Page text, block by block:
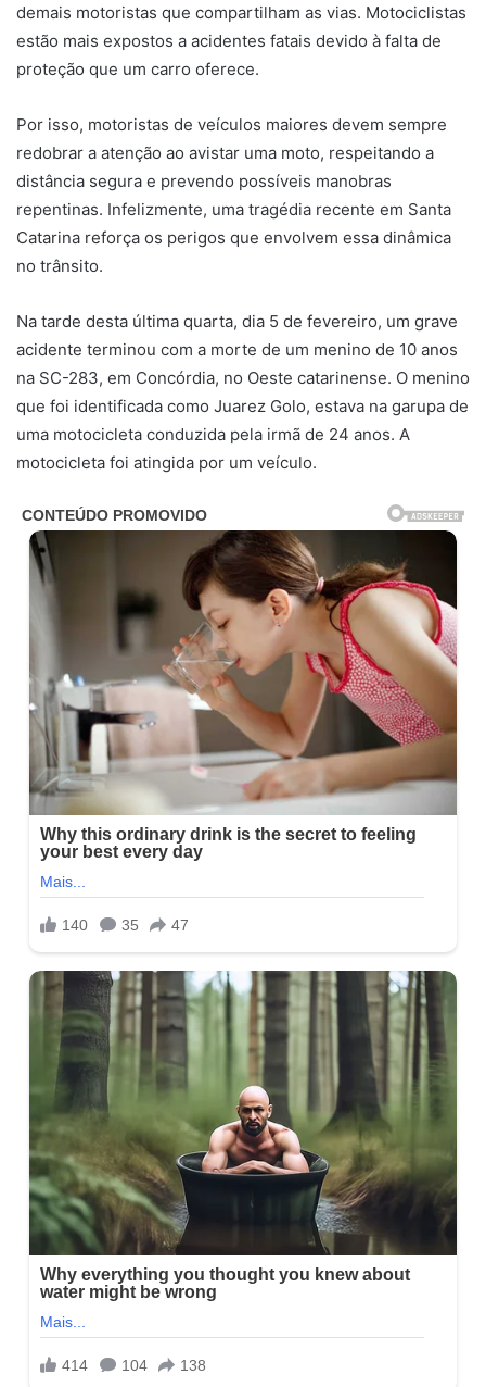
demais motoristas que compartilham as vias. Motociclistas
estão mais expostos a acidentes fatais devido à falta de
proteção que um carro oferece.
Por isso, motoristas de veículos maiores devem sempre
redobrar a atenção ao avistar uma moto, respeitando a
distância segura e prevendo possíveis manobras
repentinas. Infelizmente, uma tragédia recente em Santa
Catarina reforça os perigos que envolvem essa dinâmica
no trânsito.
Na tarde desta última quarta, dia 5 de fevereiro, um grave
acidente terminou com a morte de um menino de 10 anos
na SC-283, em Concórdia, no Oeste catarinense. O menino
que foi identificada como Juarez Golo, estava na garupa de
uma motocicleta conduzida pela irmã de 24 anos. A
motocicleta foi atingida por um veículo.